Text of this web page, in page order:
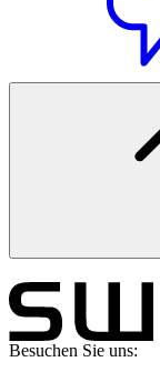
Besuchen Sie uns: